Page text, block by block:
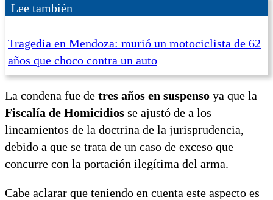
Lee también
Tragedia en Mendoza: murió un motociclista de 62
años que choco contra un auto
La condena fue de tres años en suspenso ya que la
Fiscalía de Homicidios se ajustó de a los
lineamientos de la doctrina de la jurisprudencia,
debido a que se trata de un caso de exceso que
concurre con la portación ilegítima del arma.
Cabe aclarar que teniendo en cuenta este aspecto es